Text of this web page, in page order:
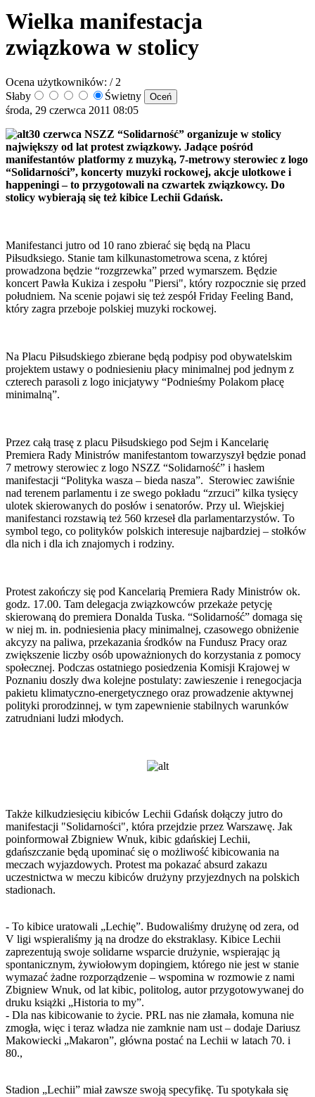
Wielka manifestacja
związkowa w stolicy
Ocena użytkowników: / 2
Słaby
Świetny
środa, 29 czerwca 2011 08:05
30 czerwca NSZZ “Solidarność” organizuje w stolicy
największy od lat protest związkowy. Jadące pośród
manifestantów platformy z muzyką, 7-metrowy sterowiec z logo
“Solidarności”, koncerty muzyki rockowej, akcje ulotkowe i
happeningi – to przygotowali na czwartek związkowcy. Do
stolicy wybierają się też kibice Lechii Gdańsk.
Manifestanci jutro od 10 rano zbierać się będą na Placu
Piłsudksiego. Stanie tam kilkunastometrowa scena, z której
prowadzona będzie “rozgrzewka” przed wymarszem. Będzie
koncert Pawła Kukiza i zespołu "Piersi", który rozpocznie się przed
południem. Na scenie pojawi się też zespół Friday Feeling Band,
który zagra przeboje polskiej muzyki rockowej.
Na Placu Piłsudskiego zbierane będą podpisy pod obywatelskim
projektem ustawy o podniesieniu płacy minimalnej pod jednym z
czterech parasoli z logo inicjatywy “Podnieśmy Polakom płacę
minimalną”.
Przez całą trasę z placu Piłsudskiego pod Sejm i Kancelarię
Premiera Rady Ministrów manifestantom towarzyszył będzie ponad
7 metrowy sterowiec z logo NSZZ “Solidarność” i hasłem
manifestacji “Polityka wasza – bieda nasza”. Sterowiec zawiśnie
nad terenem parlamentu i ze swego pokładu “zrzuci” kilka tysięcy
ulotek skierowanych do posłów i senatorów. Przy ul. Wiejskiej
manifestanci rozstawią też 560 krzeseł dla parlamentarzystów. To
symbol tego, co polityków polskich interesuje najbardziej – stołków
dla nich i dla ich znajomych i rodziny.
Protest zakończy się pod Kancelarią Premiera Rady Ministrów ok.
godz. 17.00. Tam delegacja związkowców przekaże petycję
skierowaną do premiera Donalda Tuska. “Solidarność” domaga się
w niej m. in. podniesienia płacy minimalnej, czasowego obniżenie
akcyzy na paliwa, przekazania środków na Fundusz Pracy oraz
zwiększenie liczby osób upoważnionych do korzystania z pomocy
społecznej. Podczas ostatniego posiedzenia Komisji Krajowej w
Poznaniu doszły dwa kolejne postulaty: zawieszenie i renegocjacja
pakietu klimatyczno-energetycznego oraz prowadzenie aktywnej
polityki prorodzinnej, w tym zapewnienie stabilnych warunków
zatrudniani ludzi młodych.
Także kilkudziesięciu kibiców Lechii Gdańsk dołączy jutro do
manifestacji "Solidarności", która przejdzie przez Warszawę. Jak
poinformował Zbigniew Wnuk, kibic gdańskiej Lechii,
gdańszczanie będą upominać się o możliwość kibicowania na
meczach wyjazdowych. Protest ma pokazać absurd zakazu
uczestnictwa w meczu kibiców drużyny przyjezdnych na polskich
stadionach.
- To kibice uratowali „Lechię”. Budowaliśmy drużynę od zera, od
V ligi wspieraliśmy ją na drodze do ekstraklasy. Kibice Lechii
zaprezentują swoje solidarne wsparcie drużynie, wspierając ją
spontanicznym, żywiołowym dopingiem, którego nie jest w stanie
wymazać żadne rozporządzenie – wspomina w rozmowie z nami
Zbigniew Wnuk, od lat kibic, politolog, autor przygotowywanej do
druku książki „Historia to my”.
- Dla nas kibicowanie to życie. PRL nas nie złamała, komuna nie
zmogła, więc i teraz władza nie zamknie nam ust – dodaje Dariusz
Makowiecki „Makaron”, główna postać na Lechii w latach 70. i
80.,
Stadion „Lechii” miał zawsze swoją specyfikę. Tu spotykała się